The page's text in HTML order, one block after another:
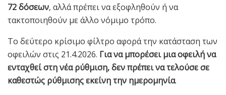
72 δόσεων, αλλά πρέπει να εξοφληθούν ή να
τακτοποιηθούν με άλλο νόμιμο τρόπο.
Το δεύτερο κρίσιμο φίλτρο αφορά την κατάσταση των
οφειλών στις 21.4.2026. Για να μπορέσει μια οφειλή να
ενταχθεί στη νέα ρύθμιση, δεν πρέπει να τελούσε σε
καθεστώς ρύθμισης εκείνη την ημερομηνία.